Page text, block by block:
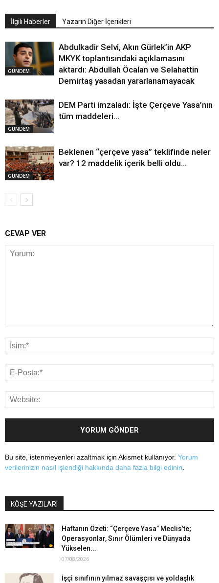
İlgili Haberler Yazarın Diğer İçerikleri
GÜNDEM
Abdulkadir Selvi, Akın Gürlek’in AKP
MKYK toplantısındaki açıklamasını
aktardı: Abdullah Öcalan ve Selahattin
Demirtaş yasadan yararlanamayacak
GÜNDEM
DEM Parti imzaladı: İşte Çerçeve Yasa’nın
tüm maddeleri…
GÜNDEM
Beklenen “çerçeve yasa” teklifinde neler
var? 12 maddelik içerik belli oldu…
CEVAP VER
Bu site, istenmeyenleri azaltmak için Akismet kullanıyor. Yorum
verilerinizin nasıl işlendiği hakkında daha fazla bilgi edinin
KÖŞE YAZILARI
Haftanın Özeti: “Çerçeve Yasa” Meclis’te;
Operasyonlar, Sınır Ölümleri ve Dünyada
Yükselen...
07/08/2026
İşçi sınıfının yılmaz savaşçısı ve yoldaşlık